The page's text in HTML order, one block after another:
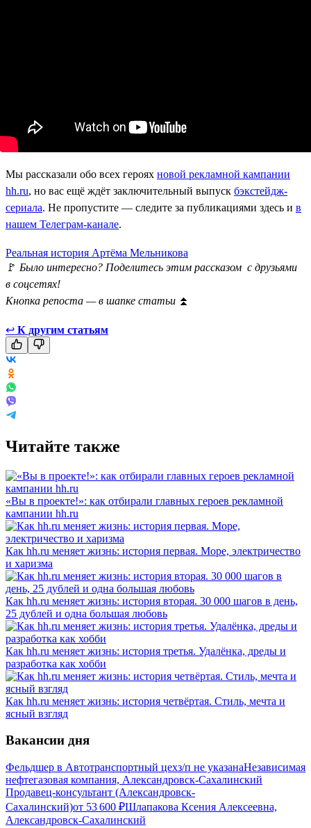
Мы рассказали обо всех героях новой рекламной кампании
hh.ru, но вас ещё ждёт заключительный выпуск бэкстейдж-
сериала. Не пропустите — следите за публикациями здесь и в
нашем Телеграм-канале.
Реальная история Артёма Мельникова
🚩 Было интересно? Поделитесь этим рассказом с друзьями
в соцсетях!
Кнопка репоста — в шапке статьи ⏫
↩ К другим статьям
Читайте также
«Вы в проекте!»: как отбирали главных героев рекламной
кампании hh.ru
Как hh.ru меняет жизнь: история первая. Море, электричество
и харизма
Как hh.ru меняет жизнь: история вторая. 30 000 шагов в день,
25 дублей и одна большая любовь
Как hh.ru меняет жизнь: история третья. Удалёнка, дреды и
разработка как хобби
Как hh.ru меняет жизнь: история четвёртая. Стиль, мечта и
ясный взгляд
Вакансии дня
Фельдшер в Автотранспортный цехз/п не указанаНезависимая
нефтегазовая компания, Александровск-Сахалинский
Продавец-консультант (Александровск-
Сахалинский)от 53 600 ₽Шлапакова Ксения Алексеевна,
Александровск-Сахалинский